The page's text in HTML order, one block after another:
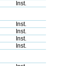
Inst.
Inst.
Inst.
Inst.
Inst.